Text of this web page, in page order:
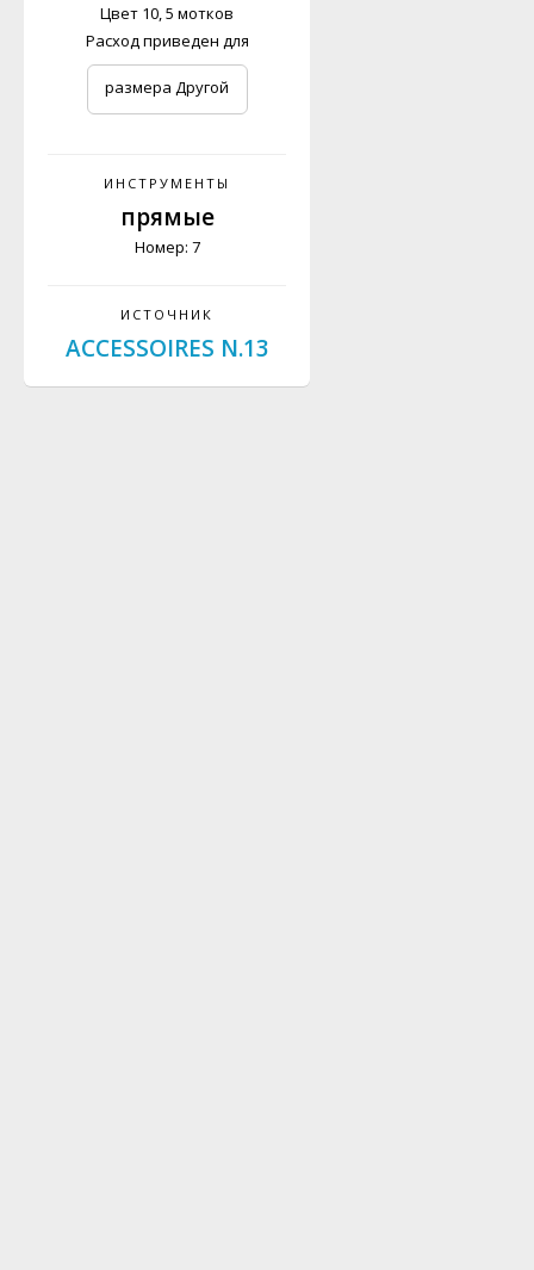
Цвет 10, 5 мотков
Расход приведен для
размера Другой
ИНСТРУМЕНТЫ
прямые
Номер: 7
ИСТОЧНИК
ACCESSOIRES N.13